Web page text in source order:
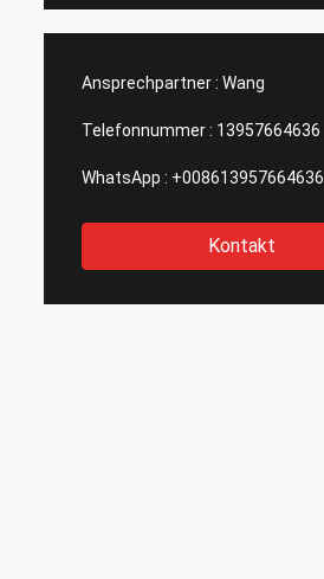
Ansprechpartner : Wang
Telefonnummer : 13957664636
WhatsApp : +008613957664636
Kontakt